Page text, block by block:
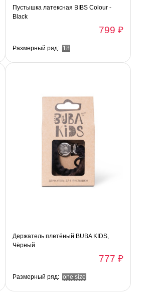
Пустышка латексная BIBS Colour -
Black
799 ₽
Размерный ряд: 18
Держатель плетёный BUBA KIDS,
Чёрный
777 ₽
Размерный ряд: one size